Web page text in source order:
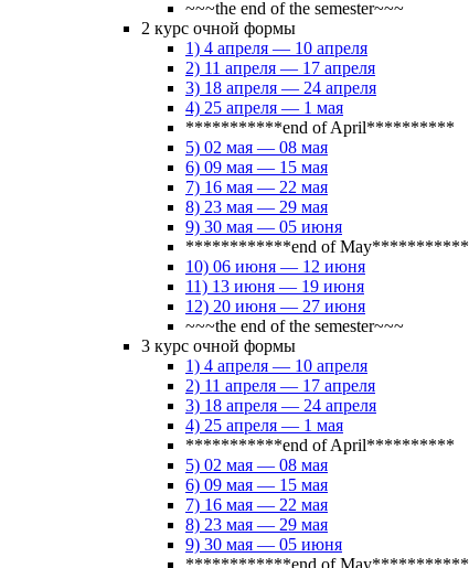
~~~the end of the semester~~~
2 курс очной формы
1) 4 апреля — 10 апреля
2) 11 апреля — 17 апреля
3) 18 апреля — 24 апреля
4) 25 апреля — 1 мая
***********end of April**********
5) 02 мая — 08 мая
6) 09 мая — 15 мая
7) 16 мая — 22 мая
8) 23 мая — 29 мая
9) 30 мая — 05 июня
************end of May***********
10) 06 июня — 12 июня
11) 13 июня — 19 июня
12) 20 июня — 27 июня
~~~the end of the semester~~~
3 курс очной формы
1) 4 апреля — 10 апреля
2) 11 апреля — 17 апреля
3) 18 апреля — 24 апреля
4) 25 апреля — 1 мая
***********end of April**********
5) 02 мая — 08 мая
6) 09 мая — 15 мая
7) 16 мая — 22 мая
8) 23 мая — 29 мая
9) 30 мая — 05 июня
************end of May***********